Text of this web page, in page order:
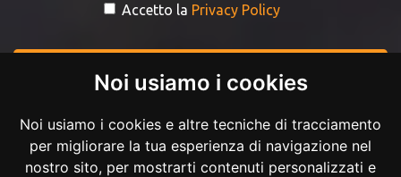
Noi usiamo i cookies
Noi usiamo i cookies e altre tecniche di tracciamento
per migliorare la tua esperienza di navigazione nel
nostro sito, per mostrarti contenuti personalizzati e
Accetto la Privacy Policy
INVIA MESSAGGIO